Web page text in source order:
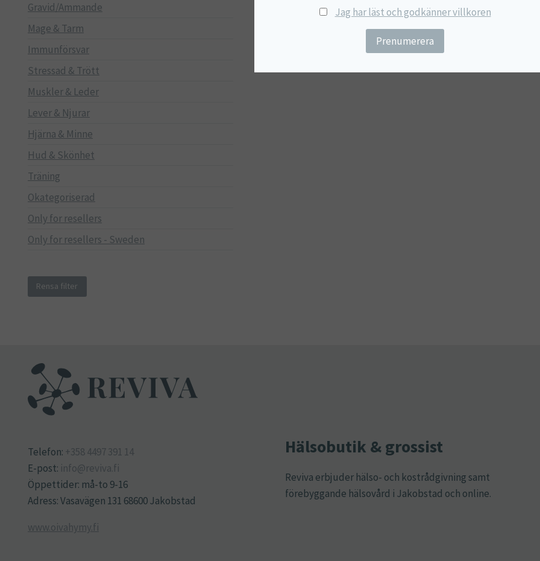
Gravid/Ammande
Mage & Tarm
Immunförsvar
Stressad & Trött
Muskler & Leder
Lever & Njurar
Hjärna & Minne
Hud & Skönhet
Träning
Okategoriserad
Only for resellers
Only for resellers - Sweden
Rensa filter
Telefon: +358 4497 391 14
E-post: info@reviva.fi
Öppettider: må-to 9-16
Adress: Vasavägen 131 68600 Jakobstad
www.oivahymy.fi
Hälsobutik & grossist
Reviva erbjuder hälso- och kostrådgivning samt
förebyggande hälsovård i Jakobstad och online.
Jag har läst och godkänner villkoren